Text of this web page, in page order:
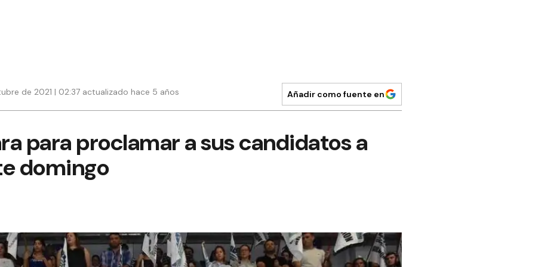
de 2021 | 02:37 actualizado hace 5 años Añadir como fuente en
para proclamar a sus candidatos a
domingo